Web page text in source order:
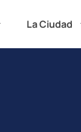
La Ciudad